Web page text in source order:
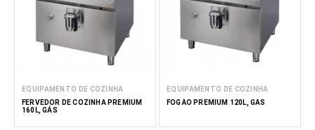
EQUIPAMENTO DE COZINHA
FERVEDOR DE COZINHA PREMIUM
160L, GÁS
EQUIPAMENTO DE COZINHA
FOGÃO PREMIUM 120L, GÁS